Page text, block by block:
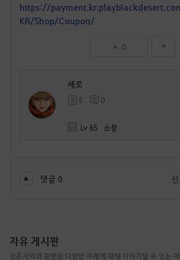
https://
KR/Shop/Coupon/
0
세로
5 0
Lv 65 소뭉
댓글 0 신
자유 게시판
검은사막과 관련된 다양한 주제에 대해 이야기할 수 있는